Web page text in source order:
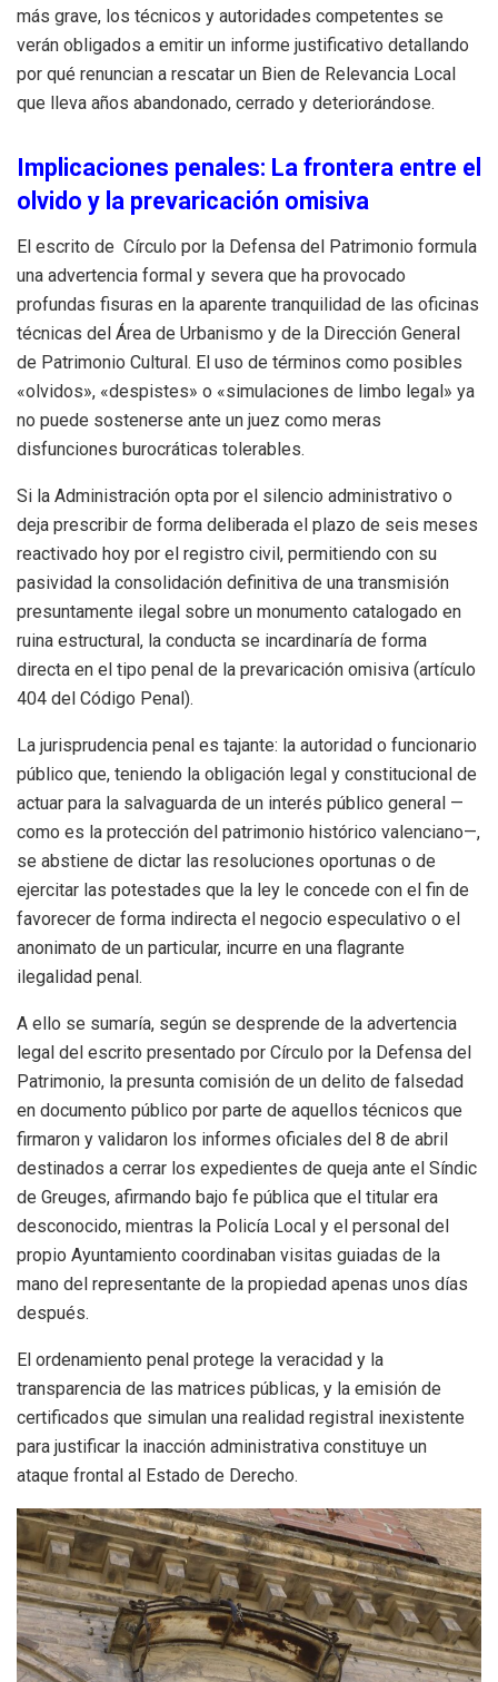
más grave, los técnicos y autoridades competentes se
verán obligados a emitir un informe justificativo detallando
por qué renuncian a rescatar un Bien de Relevancia Local
que lleva años abandonado, cerrado y deteriorándose.
Implicaciones penales: La frontera entre el
olvido y la prevaricación omisiva
El escrito de Círculo por la Defensa del Patrimonio formula
una advertencia formal y severa que ha provocado
profundas fisuras en la aparente tranquilidad de las oficinas
técnicas del Área de Urbanismo y de la Dirección General
de Patrimonio Cultural. El uso de términos como posibles
«olvidos», «despistes» o «simulaciones de limbo legal» ya
no puede sostenerse ante un juez como meras
disfunciones burocráticas tolerables.
Si la Administración opta por el silencio administrativo o
deja prescribir de forma deliberada el plazo de seis meses
reactivado hoy por el registro civil, permitiendo con su
pasividad la consolidación definitiva de una transmisión
presuntamente ilegal sobre un monumento catalogado en
ruina estructural, la conducta se incardinaría de forma
directa en el tipo penal de la prevaricación omisiva (artículo
404 del Código Penal).
La jurisprudencia penal es tajante: la autoridad o funcionario
público que, teniendo la obligación legal y constitucional de
actuar para la salvaguarda de un interés público general —
como es la protección del patrimonio histórico valenciano—,
se abstiene de dictar las resoluciones oportunas o de
ejercitar las potestades que la ley le concede con el fin de
favorecer de forma indirecta el negocio especulativo o el
anonimato de un particular, incurre en una flagrante
ilegalidad penal.
A ello se sumaría, según se desprende de la advertencia
legal del escrito presentado por Círculo por la Defensa del
Patrimonio, la presunta comisión de un delito de falsedad
en documento público por parte de aquellos técnicos que
firmaron y validaron los informes oficiales del 8 de abril
destinados a cerrar los expedientes de queja ante el Síndic
de Greuges, afirmando bajo fe pública que el titular era
desconocido, mientras la Policía Local y el personal del
propio Ayuntamiento coordinaban visitas guiadas de la
mano del representante de la propiedad apenas unos días
después.
El ordenamiento penal protege la veracidad y la
transparencia de las matrices públicas, y la emisión de
certificados que simulan una realidad registral inexistente
para justificar la inacción administrativa constituye un
ataque frontal al Estado de Derecho.